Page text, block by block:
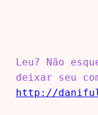
Leu? Não
deixar seu
http://